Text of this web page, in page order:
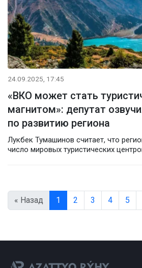
24.09.2025, 17:45
«ВКО может стать
магнитом»: депутат
по развитию региона
Лукбек Тумашинов считает, что
число мировых туристических
« Назад 1 2 3 4 5